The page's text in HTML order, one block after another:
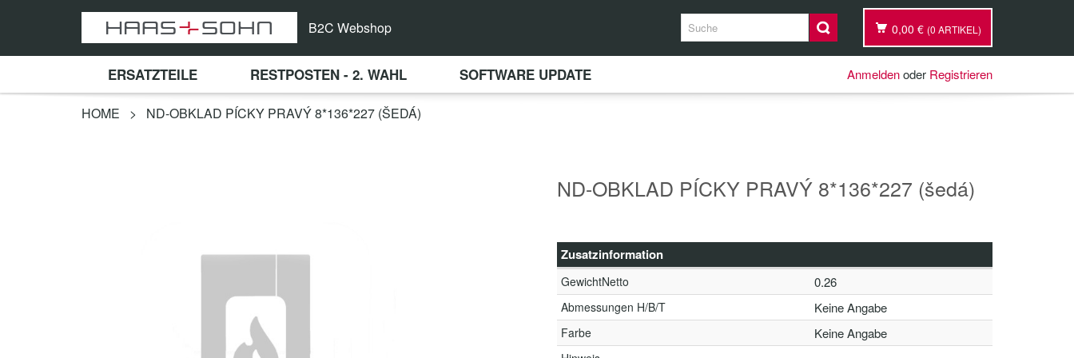
B2C Webshop 0,00 € (0 ARTIKEL)
ERSATZTEILE RESTPOSTEN - 2. WAHL SOFTWARE UPDATE Anmeldenoder Registrieren
HOME > ND-OBKLAD PÍCKY PRAVÝ 8*136*227 (ŠEDÁ)
ND-OBKLAD PÍCKY PRAVÝ 8*136*227 (šedá)
Zusatzinformation
GewichtNetto 0.26
Abmessungen H/B/T Keine Angabe
Farbe Keine Angabe